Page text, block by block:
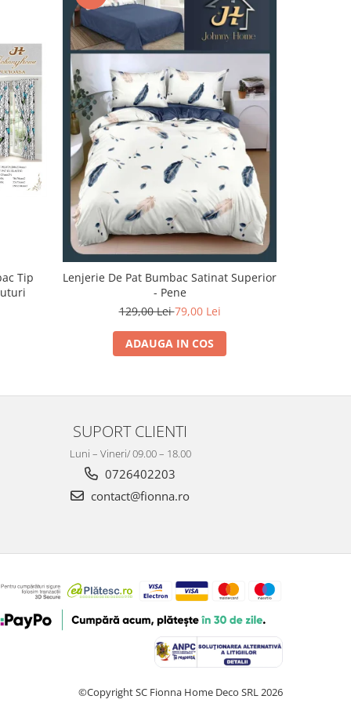
Tip
Lenjerie De Pat Bumbac Satinat Superior
- Pene
129,00 Lei79,00 Lei
ADAUGA IN COS
SUPORT CLIENTI
Luni – Vineri/ 09.00 – 18.00
0726402203
contact@fionna.ro
©Copyright SC Fionna Home Deco SRL 2026